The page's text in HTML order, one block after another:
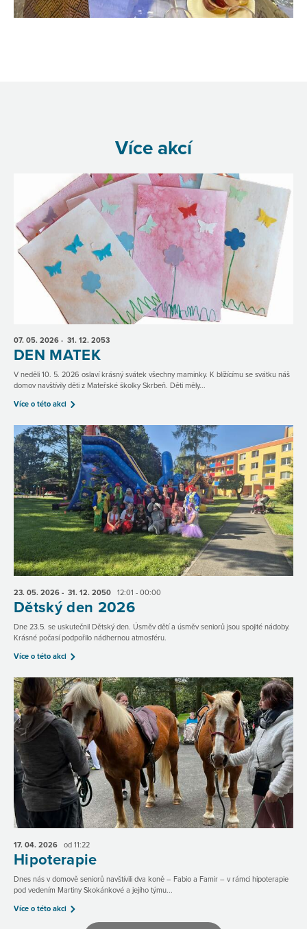
Více akcí
07. 05. 2026 - 31. 12. 2053
DEN MATEK
V neděli 10. 5. 2026 oslaví krásný svátek všechny maminky. K blížícímu se svátku náš
domov navštívily děti z Mateřské školky Skrbeň. Děti měly...
Více o této akci
23. 05. 2026 - 31. 12. 2050 12:01 - 00:00
Dětský den 2026
Dne 23.5. se uskutečnil Dětský den. Úsměv dětí a úsměv seniorů jsou spojité nádoby.
Krásné počasí podpořilo nádhernou atmosféru.
Více o této akci
17. 04. 2026 od 11:22
Hipoterapie
Dnes nás v domově seniorů navštívili dva koně – Fabio a Famir – v rámci hipoterapie
pod vedením Martiny Skokánkové a jejího týmu...
Více o této akci